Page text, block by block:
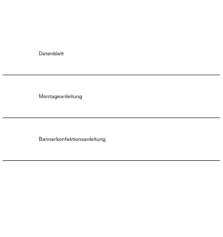
Datenblatt
Montageanleitung
Bannerkonfektionsanleitung